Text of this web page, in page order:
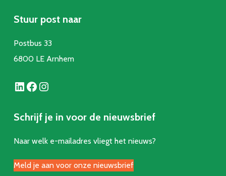
Stuur post naar
Postbus 33
6800 LE Arnhem
LinkedIn Facebook Instagram
Schrijf je in voor de nieuwsbrief
Naar welk e-mailadres vliegt het nieuws?
Meld je aan voor onze nieuwsbrief